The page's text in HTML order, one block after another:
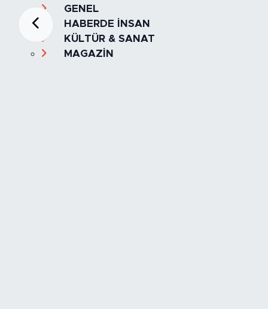
GENEL
HABERDE İNSAN
KÜLTÜR & SANAT
MAGAZİN